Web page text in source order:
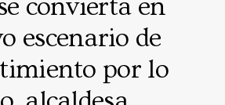
convierta en
escenario de
por lo